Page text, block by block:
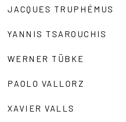
JACQUES TRUPHÉMUS
YANNIS TSAROUCHIS
WERNER TÜBKE
PAOLO VALLORZ
XAVIER VALLS